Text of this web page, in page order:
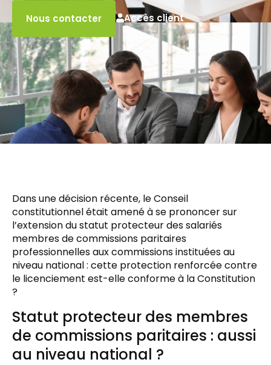
Nous contacter Accès client
Dans une décision récente, le Conseil
constitutionnel était amené à se prononcer sur
l’extension du statut protecteur des salariés
membres de commissions paritaires
professionnelles aux commissions instituées au
niveau national : cette protection renforcée contre
le licenciement est-elle conforme à la Constitution
?
Statut protecteur des membres
de commissions paritaires : aussi
au niveau national ?